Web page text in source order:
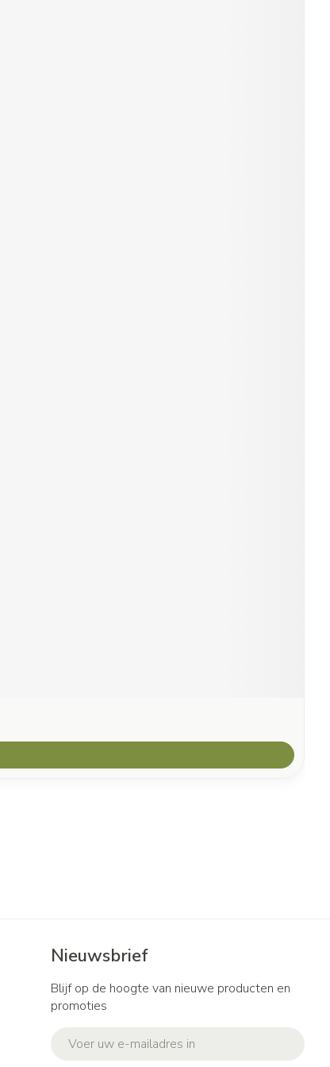
Nieuwsbrief
Blijf op de hoogte van nieuwe producten en
promoties